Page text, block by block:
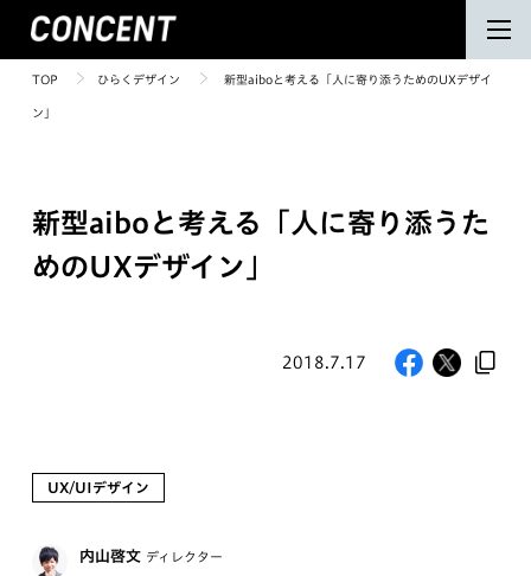
TOP ひらくデザイン 新型aiboと考える「人に寄り添うためのUXデザイ
ン」
新型aiboと考える「人に寄り添うた
めのUXデザイン」
2018.7.17
UX/UIデザイン
内山啓文 ディレクター